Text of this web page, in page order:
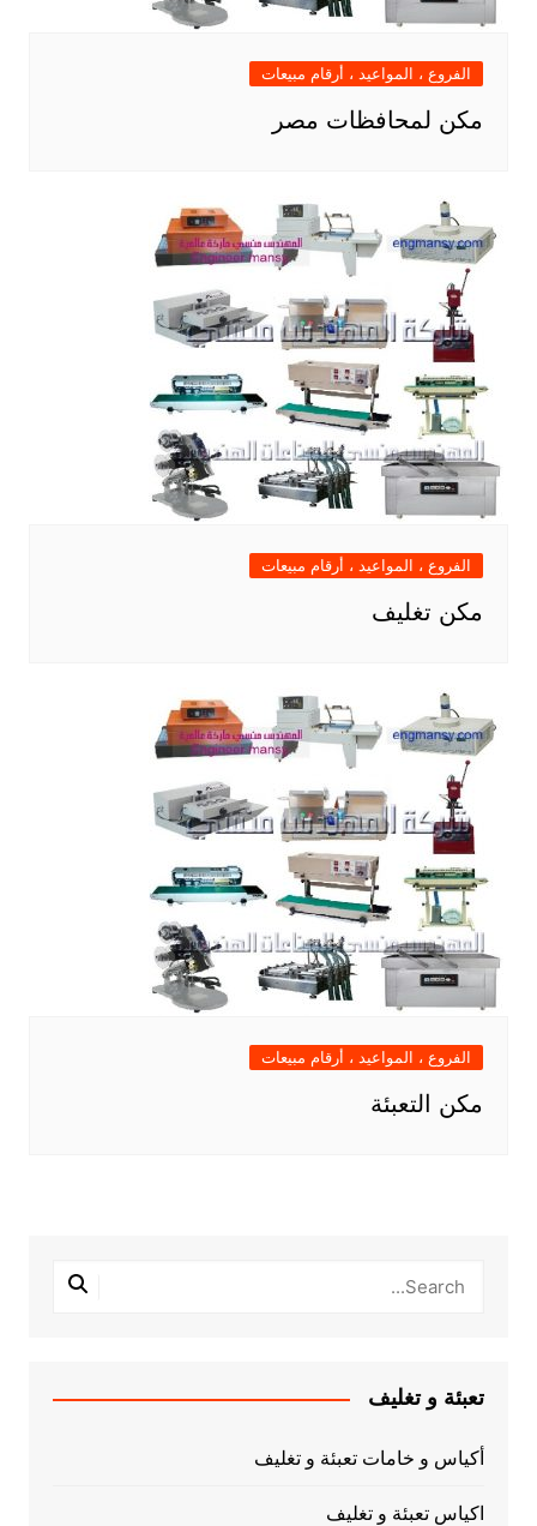
الفروع ، المواعيد ، أرقام مبيعات
مكن لمحافظات مصر
الفروع ، المواعيد ، أرقام مبيعات
مكن تغليف
الفروع ، المواعيد ، أرقام مبيعات
مكن التعبئة
تعبئة و تغليف
أكياس و خامات تعبئة و تغليف
اكياس تعبئة و تغليف